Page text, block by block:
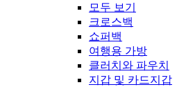
모두 보기
크로스백
쇼퍼백
여행용 가방
클러치와 파우치
지갑 및 카드지갑